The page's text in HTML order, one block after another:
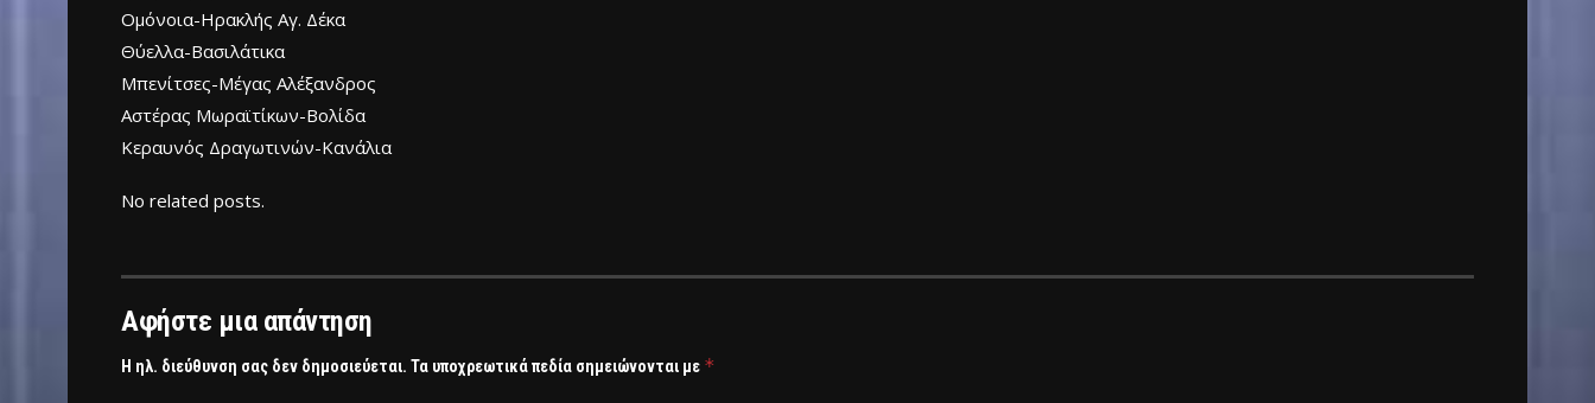
Ομόνοια-Ηρακλής Αγ. Δέκα
Θύελλα-Βασιλάτικα
Μπενίτσες-Μέγας Αλέξανδρος
Αστέρας Μωραϊτίκων-Βολίδα
Κεραυνός Δραγωτινών-Κανάλια
No related posts.
Αφήστε μια απάντηση
Η ηλ. διεύθυνση σας δεν δημοσιεύεται. Τα υποχρεωτικά πεδία σημειώνονται με *